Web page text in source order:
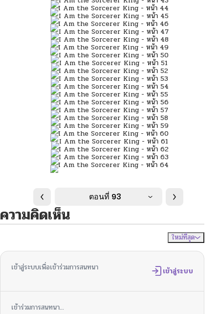
ตอนที่ 93
ความคิดเห็น
ใหม่ที่สุด
เข้าสู่ระบบเพื่อเข้าร่วมการสนทนา เข้าสู่ระบบ
เข้าร่วมการสนทนา...